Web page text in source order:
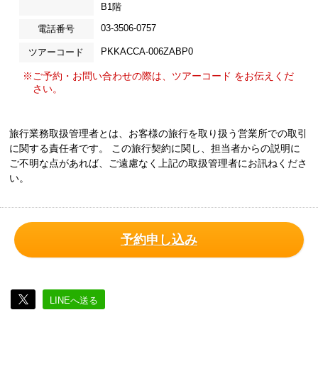
B1階
電話番号 03-3506-0757
ツアーコード PKKACCA-006ZABP0
※ご予約・お問い合わせの際は、ツアーコード をお伝えくだ
さい。
旅行業務取扱管理者とは、お客様の旅行を取り扱う営業所での取引
に関する責任者です。 この旅行契約に関し、担当者からの説明に
ご不明な点があれば、ご遠慮なく上記の取扱管理者にお訊ねくださ
い。
予約申し込み
LINEへ送る